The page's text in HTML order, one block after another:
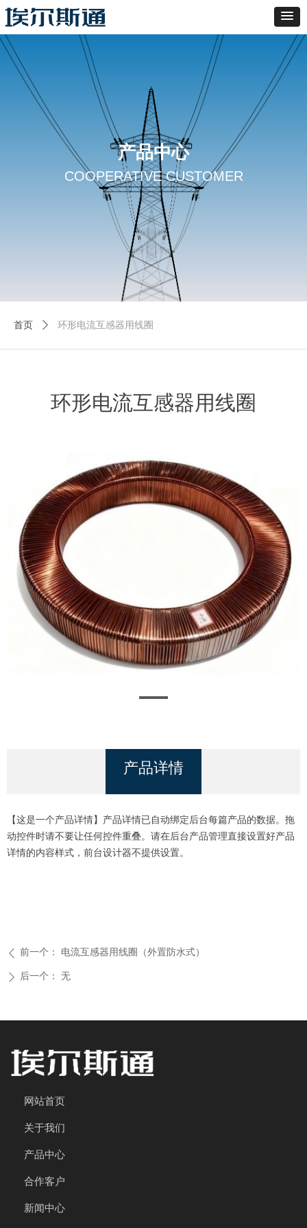
环形电流互感器用线圈
【这是一个产品详情】产品详情已自动绑定后台每篇产品的数据。拖
动控件时请不要让任何控件重叠。请在后台产品管理直接设置好产品
详情的内容样式，前台设计器不提供设置。
首页 ꄲ 环形电流互感器用线圈
产品详情
ꄴ 前一个： 电流互感器用线圈（外置防水式）
ꄲ 后一个： 无
产品中心
COOPERATIVE CUSTOMER
网站首页
关于我们
产品中心
合作客户
新闻中心